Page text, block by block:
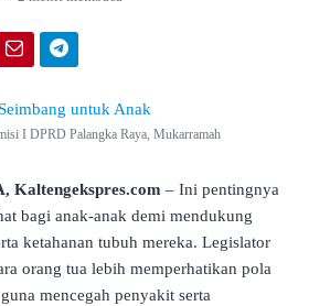
I DPRD Palangka Raya, Mukarramah
Kaltengekspres.com – Ini pentingnya
bagi anak-anak demi mendukung
ketahanan tubuh mereka. Legislator
orang tua lebih memperhatikan pola
mencegah penyakit serta